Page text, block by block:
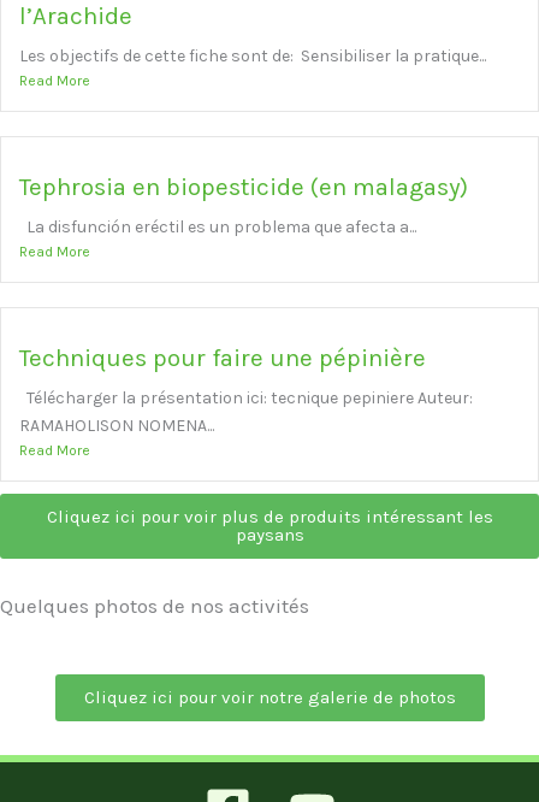
l’Arachide
Les objectifs de cette fiche sont de: Sensibiliser la pratique...
Read More
Tephrosia en biopesticide (en malagasy)
La disfunción eréctil es un problema que afecta a...
Read More
Techniques pour faire une pépinière
Télécharger la présentation ici: tecnique pepiniere Auteur:
RAMAHOLISON NOMENA...
Read More
Cliquez ici pour voir plus de produits intéressant les
paysans
Quelques photos de nos activités
Cliquez ici pour voir notre galerie de photos